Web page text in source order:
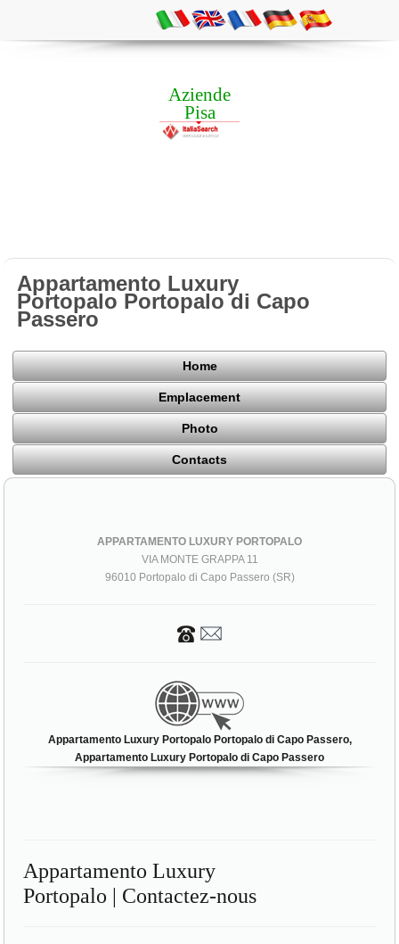
Aziende
Pisa
Appartamento Luxury
Portopalo Portopalo di Capo
Passero
Home
Emplacement
Photo
Contacts
APPARTAMENTO LUXURY PORTOPALO
VIA MONTE GRAPPA 11
96010 Portopalo di Capo Passero (SR)
Appartamento Luxury Portopalo Portopalo di Capo Passero,
Appartamento Luxury Portopalo di Capo Passero
Appartamento Luxury
Portopalo | Contactez-nous